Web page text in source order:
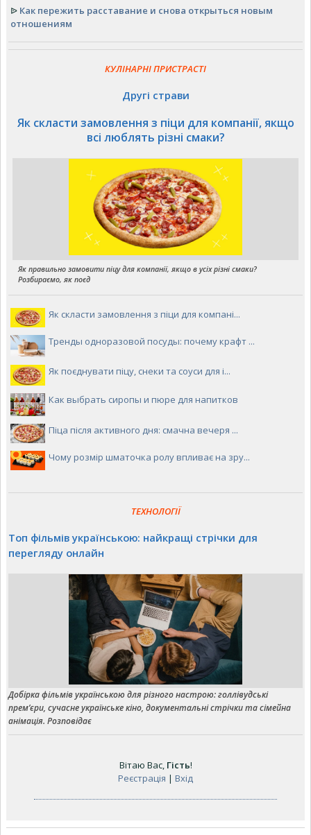
ᐉ Как пережить расставание и снова открыться новым
отношениям
КУЛІНАРНІ ПРИСТРАСТІ
Другі страви
Як скласти замовлення з піци для компанії, якщо
всі люблять різні смаки?
Як правильно замовити піцу для компанії, якщо в усіх різні смаки?
Розбираємо, як поєд
Як скласти замовлення з піци для компані...
Тренды одноразовой посуды: почему крафт ...
Як поєднувати піцу, снеки та соуси для і...
Как выбрать сиропы и пюре для напитков
Піца після активного дня: смачна вечеря ...
Чому розмір шматочка ролу впливає на зру...
ТЕХНОЛОГІЇ
Топ фільмів українською: найкращі стрічки для
перегляду онлайн
Добірка фільмів українською для різного настрою: голлівудські
прем’єри, сучасне українське кіно, документальні стрічки та сімейна
анімація. Розповідає
Вітаю Вас, Гість!
Реєстрація | Вхід